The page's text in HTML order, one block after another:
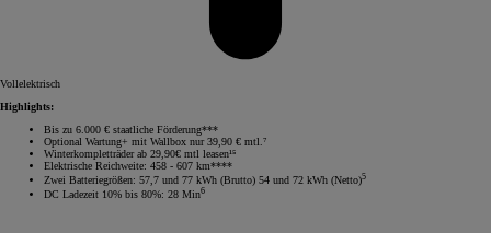
Vollelektrisch
Highlights:
Bis zu 6.000 € staatliche Förderung***
Optional Wartung+ mit Wallbox nur 39,90 € mtl.⁷
Winterkompletträder ab 29,90€ mtl leasen¹⁵
Elektrische Reichweite: 458 - 607 km****
Zwei Batteriegrößen: 57,7 und 77 kWh (Brutto) 54 und 72 kWh (Netto)5
DC Ladezeit 10% bis 80%: 28 Min6